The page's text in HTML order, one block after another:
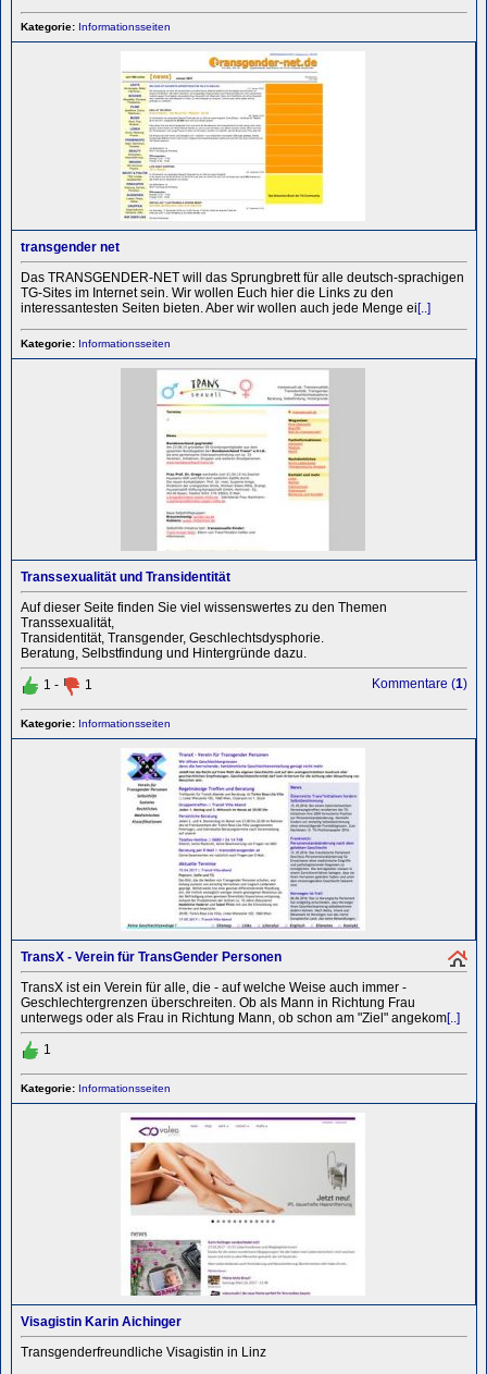
Kategorie: Informationsseiten
transgender net
Das TRANSGENDER-NET will das Sprungbrett für alle deutsch-sprachigen
TG-Sites im Internet sein. Wir wollen Euch hier die Links zu den
interessantesten Seiten bieten. Aber wir wollen auch jede Menge ei [..]
Kategorie: Informationsseiten
Transsexualität und Transidentität
Auf dieser Seite finden Sie viel wissenswertes zu den Themen
Transsexualität,
Transidentität, Transgender, Geschlechtsdysphorie.
Beratung, Selbstfindung und Hintergründe dazu.
1 - 1 Kommentare (1)
Kategorie: Informationsseiten
TransX - Verein für TransGender Personen
TransX ist ein Verein für alle, die - auf welche Weise auch immer -
Geschlechtergrenzen überschreiten. Ob als Mann in Richtung Frau
unterwegs oder als Frau in Richtung Mann, ob schon am "Ziel" angekom[..]
1
Kategorie: Informationsseiten
Visagistin Karin Aichinger
Transgenderfreundliche Visagistin in Linz